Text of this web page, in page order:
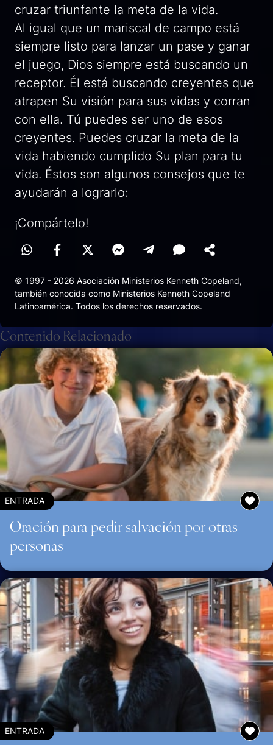
cruzar triunfante la meta de la vida.
Al igual que un mariscal de campo está
siempre listo para lanzar un pase y ganar
el juego, Dios siempre está buscando un
receptor. Él está buscando creyentes que
atrapen Su visión para sus vidas y corran
con ella. Tú puedes ser uno de esos
creyentes. Puedes cruzar la meta de la
vida habiendo cumplido Su plan para tu
vida. Éstos son algunos consejos que te
ayudarán a lograrlo:
¡Compártelo!
© 1997 - 2026 Asociación Ministerios Kenneth Copeland,
también conocida como Ministerios Kenneth Copeland
Latinoamérica. Todos los derechos reservados.
Contenido Relacionado
ENTRADA
Oración para pedir salvación por otras
personas
ENTRADA